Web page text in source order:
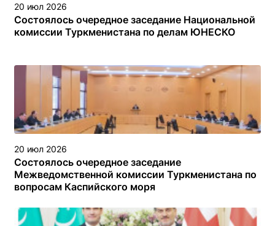
20 июл 2026
Состоялось очередное заседание Национальной
комиссии Туркменистана по делам ЮНЕСКО
20 июл 2026
Состоялось очередное заседание
Межведомственной комиссии Туркменистана по
вопросам Каспийского моря